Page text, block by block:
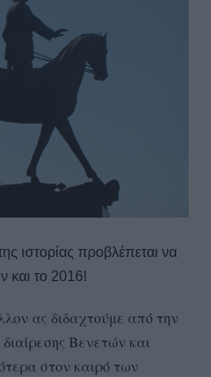
ιστορίας προβλέπεται να
και το 2016!
ας διδαχτούμε από την
Βενετών και
στον καιρό των